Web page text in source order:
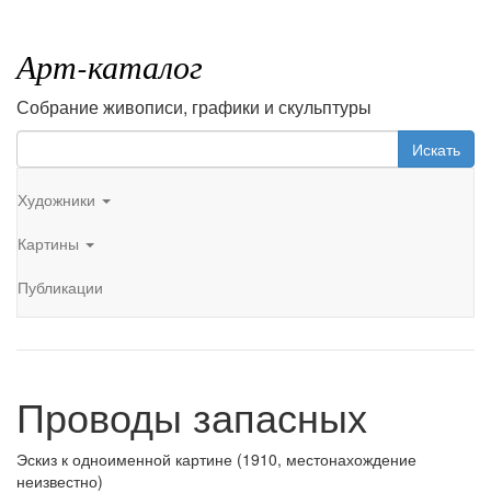
Арт-каталог
Собрание живописи, графики и скульптуры
Искать
Художники
Картины
Публикации
Проводы запасных
Эскиз к одноименной картине (1910, местонахождение
неизвестно)